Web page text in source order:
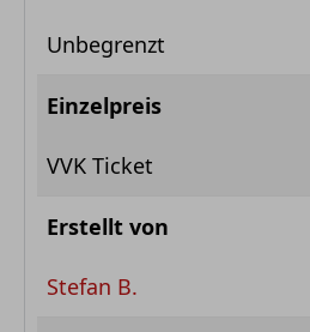
Unbegrenzt
Einzelpreis
VVK Ticket
Erstellt von
Stefan B.